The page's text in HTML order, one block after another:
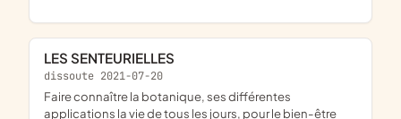
LES SENTEURIELLES
dissoute 2021-07-20
faire connaître la botanique, ses différentes
applications la vie de tous les jours, pour le bien-être